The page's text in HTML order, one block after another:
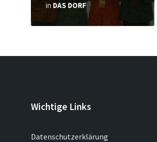
in DAS DORF
Wichtige Links
Datenschutzerklärung